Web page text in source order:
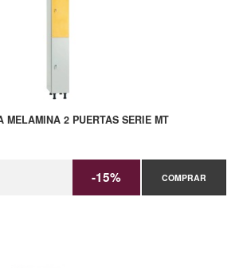
MELAMINA 2 PUERTAS SERIE MT
-15% COMPRAR